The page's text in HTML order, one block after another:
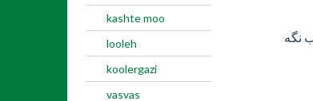
kashte moo
looleh
koolergazi
vasvas
نگه